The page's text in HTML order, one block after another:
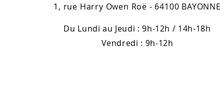
1, rue Harry Owen Roë - 64100 BAYONNE
Du Lundi au Jeudi : 9h-12h / 14h-18h
Vendredi : 9h-12h